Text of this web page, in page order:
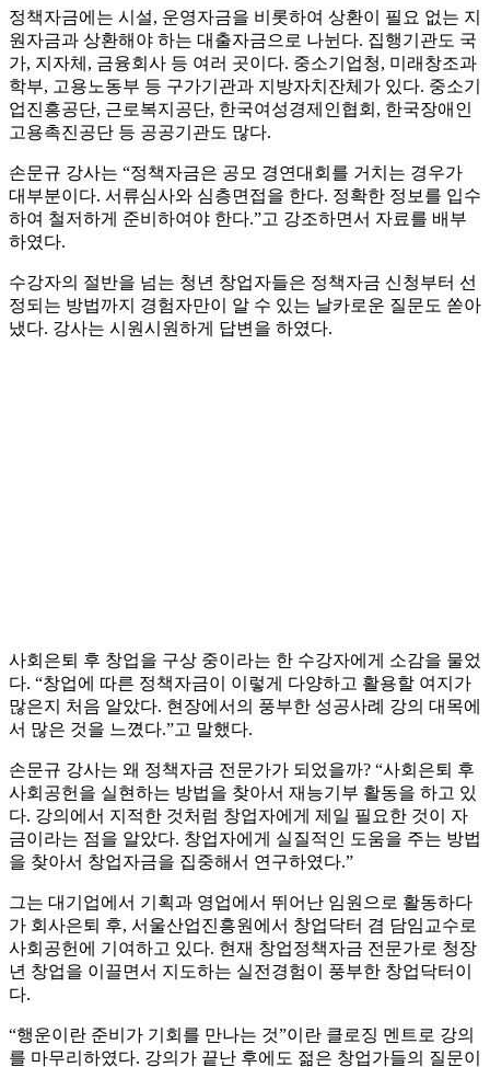
정책자금에는 시설, 운영자금을 비롯하여 상환이 필요 없는 지
원자금과 상환해야 하는 대출자금으로 나뉜다. 집행기관도 국
가, 지자체, 금융회사 등 여러 곳이다. 중소기업청, 미래창조과
학부, 고용노동부 등 구가기관과 지방자치잔체가 있다. 중소기
업진흥공단, 근로복지공단, 한국여성경제인협회, 한국장애인
고용촉진공단 등 공공기관도 많다.
손문규 강사는 “정책자금은 공모 경연대회를 거치는 경우가
대부분이다. 서류심사와 심층면접을 한다. 정확한 정보를 입수
하여 철저하게 준비하여야 한다.”고 강조하면서 자료를 배부
하였다.
수강자의 절반을 넘는 청년 창업자들은 정책자금 신청부터 선
정되는 방법까지 경험자만이 알 수 있는 날카로운 질문도 쏟아
냈다. 강사는 시원시원하게 답변을 하였다.
사회은퇴 후 창업을 구상 중이라는 한 수강자에게 소감을 물었
다. “창업에 따른 정책자금이 이렇게 다양하고 활용할 여지가
많은지 처음 알았다. 현장에서의 풍부한 성공사례 강의 대목에
서 많은 것을 느꼈다.”고 말했다.
손문규 강사는 왜 정책자금 전문가가 되었을까? “사회은퇴 후
사회공헌을 실현하는 방법을 찾아서 재능기부 활동을 하고 있
다. 강의에서 지적한 것처럼 창업자에게 제일 필요한 것이 자
금이라는 점을 알았다. 창업자에게 실질적인 도움을 주는 방법
을 찾아서 창업자금을 집중해서 연구하였다.”
그는 대기업에서 기획과 영업에서 뛰어난 임원으로 활동하다
가 회사은퇴 후, 서울산업진흥원에서 창업닥터 겸 담임교수로
사회공헌에 기여하고 있다. 현재 창업정책자금 전문가로 청장
년 창업을 이끌면서 지도하는 실전경험이 풍부한 창업닥터이
다.
“행운이란 준비가 기회를 만나는 것”이란 클로징 멘트로 강의
를 마무리하였다. 강의가 끝난 후에도 젊은 창업가들의 질문이